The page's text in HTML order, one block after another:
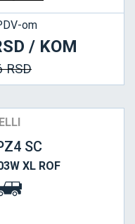
om
/ KOM
RSD
SC
XL ROF